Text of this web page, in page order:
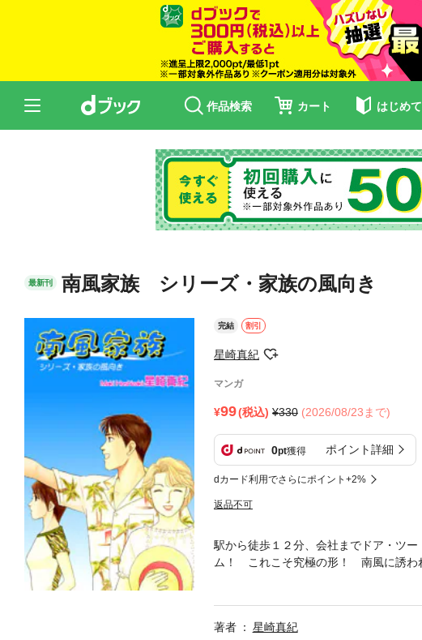
作品検索 カート はじめ
最新刊 南風家族 シリーズ・家族の風向き
完結 割引
星崎真紀
マンガ
99(税込) 330 (2026/08/23まで)
0pt獲得 ポイント詳細
dカード利用でさらにポイント+2%
返品不可
駅から徒歩１２分、会社までドア・ツ
ム！ これこそ究極の形！ 南風に誘わ
のだが…直面したのがいきなりの階段
著者
星崎真紀